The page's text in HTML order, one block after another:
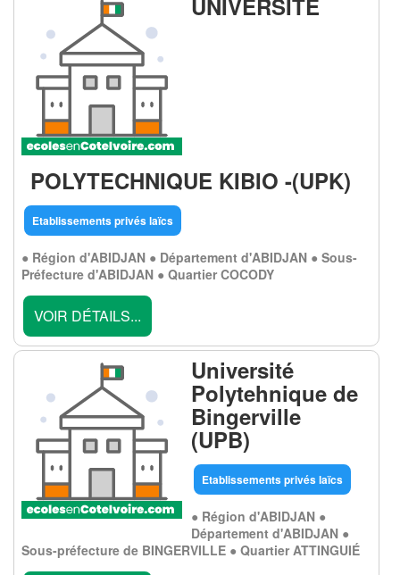
UNIVERSITE
POLYTECHNIQUE KIBIO -(UPK)
Etablissements privés laïcs
● Région d'ABIDJAN ● Département d'ABIDJAN ● Sous-
Préfecture d'ABIDJAN ● Quartier COCODY
VOIR DÉTAILS...
Université
Polytehnique de
Bingerville
(UPB)
Etablissements privés laïcs
● Région d'ABIDJAN ●
Département d'ABIDJAN ●
Sous-préfecture de BINGERVILLE ● Quartier ATTINGUIÉ